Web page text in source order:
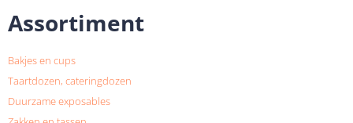
Assortiment
Bakjes en cups
Taartdozen, cateringdozen
Duurzame exposables